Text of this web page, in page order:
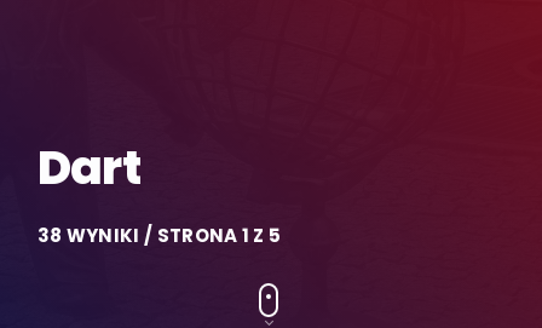
Dart
38 WYNIKI / STRONA 1 Z 5